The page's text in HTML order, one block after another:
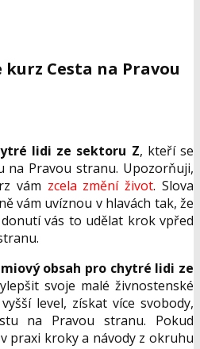
Cesta na Pravou
lidi ze sektoru Z, kteří se
na Pravou stranu. Upozorňuji,
vám zcela změní život. Slova
vám uvíznou v hlavách tak, že
vás to udělat krok vpřed
obsah pro chytré lidi ze
svoje malé živnostenské
level, získat více svobody,
na Pravou stranu. Pokud
praxi kroky a návody z okruhu